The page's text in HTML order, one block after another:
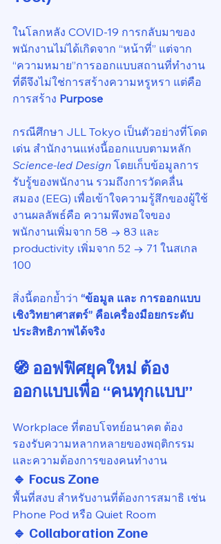
ในโลกหลัง COVID-19 การกลับมาของ
พนักงานไม่ได้เกิดจาก “หน้าที่” แต่จาก
“ความหมาย”การออกแบบสถานที่ทำงาน
ที่ดีจึงไม่ใช่การสร้างความหรูหรา แต่คือ
การสร้าง Purpose
กรณีศึกษา JLL Tokyo เป็นตัวอย่างที่โดด
เด่น สำนักงานแห่งนี้ออกแบบตามหลัก
Science-led Design โดยเก็บข้อมูลการ
รับรู้ของพนักงาน รวมถึงการวัดคลื่น
สมอง (EEG) เพื่อเข้าใจความรู้สึกของผู้ใช้
งานผลลัพธ์คือ ความพึงพอใจของ
พนักงานเพิ่มจาก 58 → 83 และ
productivity เพิ่มจาก 52 → 71 ในสเกล
100
สิ่งนี้ตอกย้ำว่า “ข้อมูล และ การออกแบบ
เชิงวิทยาศาสตร์” คือเครื่องมือยกระดับ
ประสิทธิภาพได้จริง
🧭 ออฟฟิศยุคใหม่ ต้อง
ออกแบบเพื่อ “คนทุกแบบ”
Workplace ที่ตอบโจทย์อนาคต ต้อง
รองรับความหลากหลายของพฤติกรรม
และความต้องการของคนทำงาน
🔹 Focus Zone
พื้นที่สงบ สำหรับงานที่ต้องการสมาธิ เช่น
Phone Pod หรือ Quiet Room
🔹 Collaboration Zone